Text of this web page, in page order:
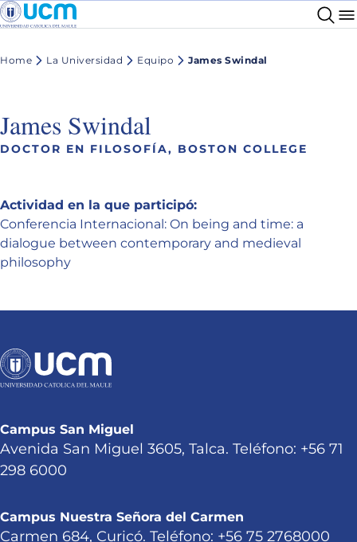
Home La Universidad Equipo James Swindal
James Swindal
DOCTOR EN FILOSOFÍA, BOSTON COLLEGE
Actividad en la que participó:
Conferencia Internacional: On being and time: a
dialogue between contemporary and medieval
philosophy
Campus San Miguel
Avenida San Miguel 3605, Talca. Teléfono: +56 71
298 6000
Campus Nuestra Señora del Carmen
Carmen 684, Curicó. Teléfono: +56 75 2768000